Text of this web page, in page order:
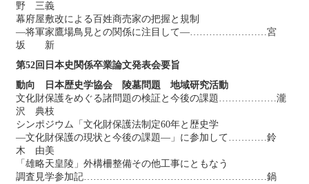
野 三義
幕府屋敷改による百姓商売家の把握と規制
―将軍家鷹場鳥見との関係に注目して―……………………宮
坂 新
第52回日本史関係卒業論文発表会要旨
動向 日本歴史学協会 陵墓問題 地域研究活動
文化財保護をめぐる諸問題の検証と今後の課題………………瀧
沢 典枝
シンポジウム「文化財保護法制定60年と歴史学
―文化財保護の現状と今後の課題―」に参加して…………鈴
木 由美
「雄略天皇陵」外構柵整備その他工事にともなう
調査見学参加記…………………………………………………鍋